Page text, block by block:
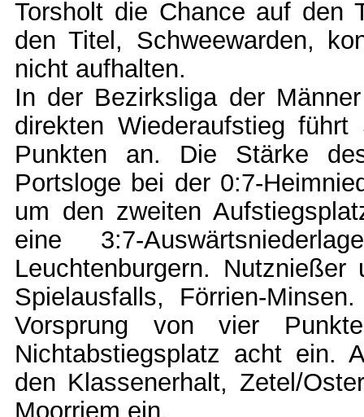
Torsholt die Chance auf den
den Titel, Schweewarden,
nicht aufhalten.
In der Bezirksliga der
direkten Wiederaufstieg
Punkten an. Die Stärke
Portsloge bei der 0:7-
um den zweiten
eine 3:7-
Leuchtenburgern.
Spielausfalls, Förrien-
Vorsprung von vier
Nichtabstiegsplatz acht ein.
den Klassenerhalt, Zetel/
Moorriem ein.